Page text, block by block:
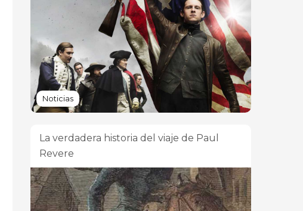
Noticias
La verdadera historia del viaje de Paul
Revere